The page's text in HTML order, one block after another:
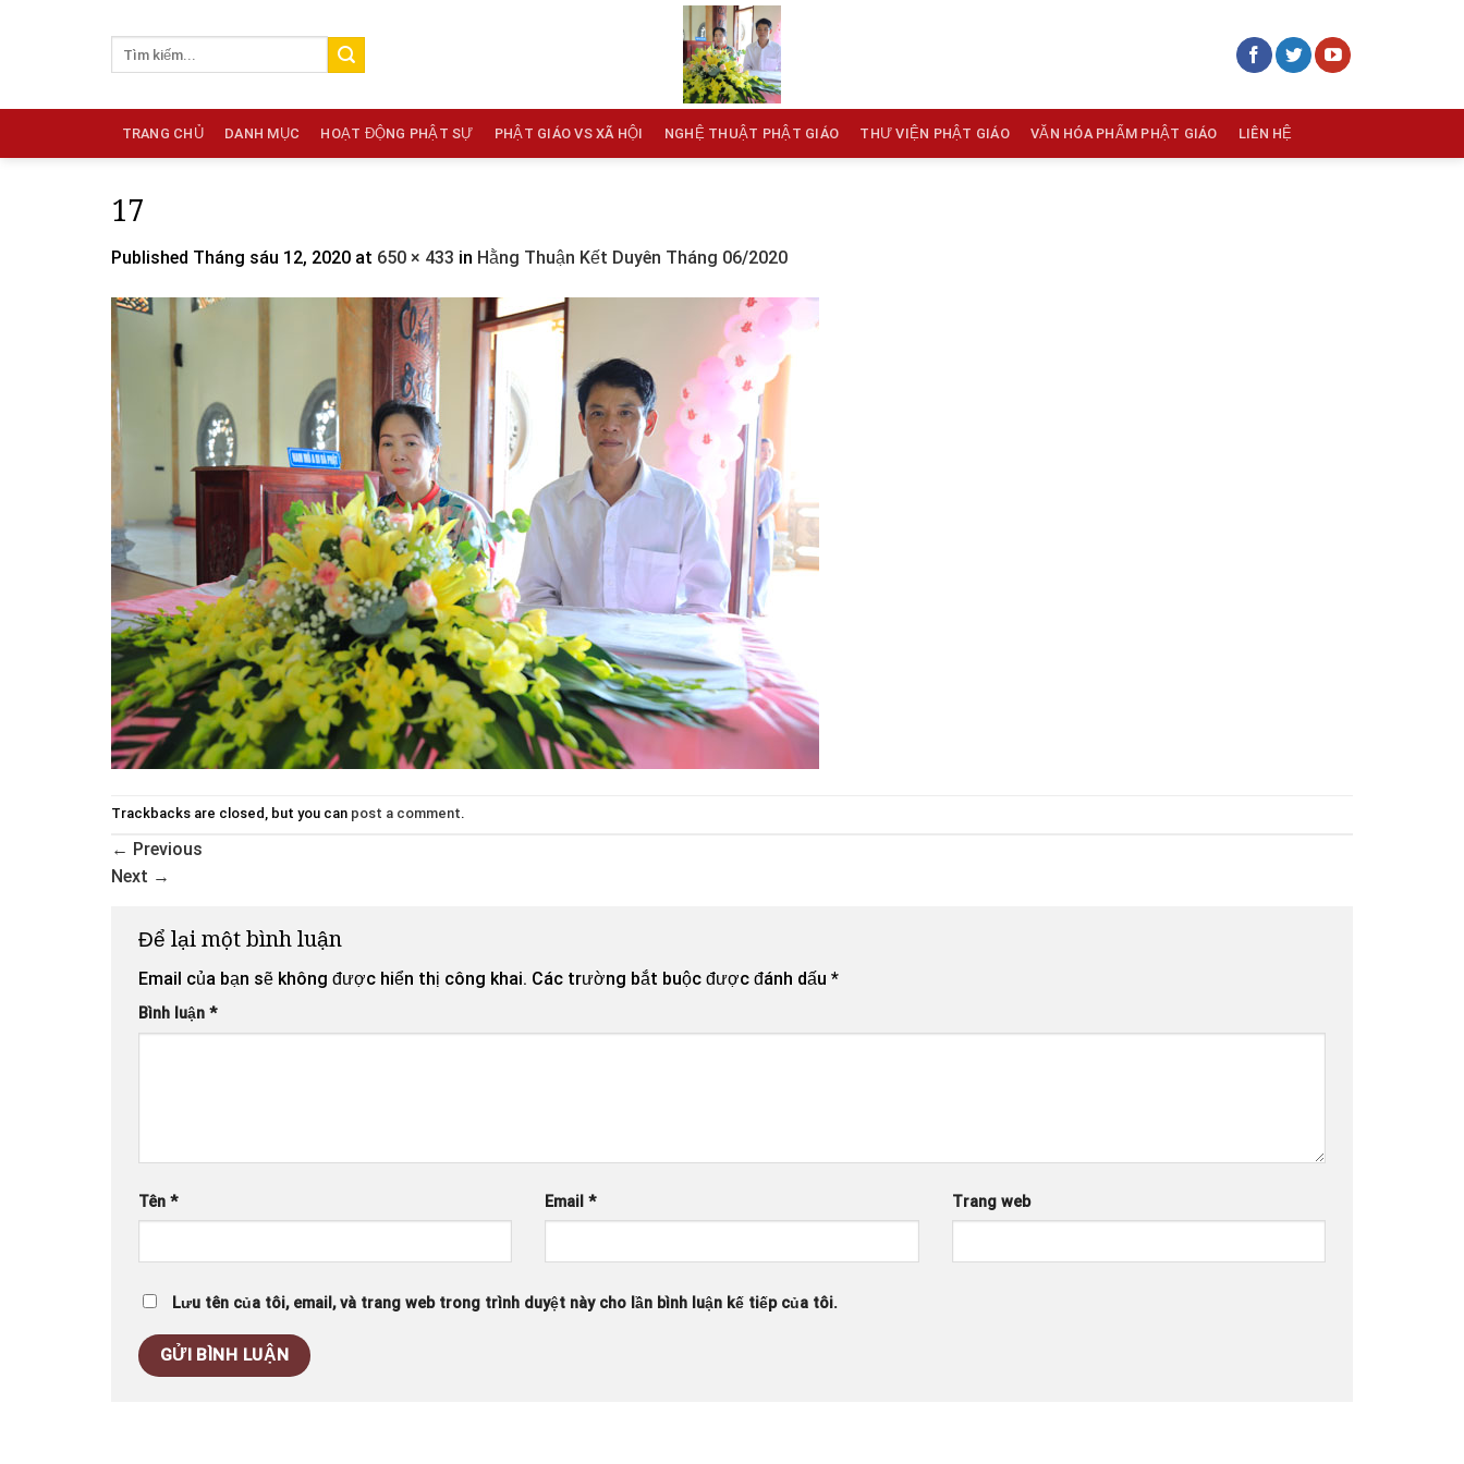
TRANG CHỦ DANH MỤC HOẠT ĐỘNG PHẬT SỰ PHẬT GIÁO VS XÃ HỘI NGHỆ THUẬT PHẬT GIÁO THƯ VIỆN PHẬT GIÁO VĂN HÓA PHẨM PHẬT GIÁO LIÊN HỆ
17
Published Tháng sáu 12, 2020 at 650 × 433 in Hằng Thuận Kết Duyên Tháng 06/2020
Trackbacks are closed, but you can post a comment.
← Previous
Next →
Để lại một bình luận
Email của bạn sẽ không được hiển thị công khai. Các trường bắt buộc được đánh dấu *
Bình luận *
Tên * Email* Trang web
Lưu tên của tôi, email, và trang web trong trình duyệt này cho lần bình luận kế tiếp của tôi.